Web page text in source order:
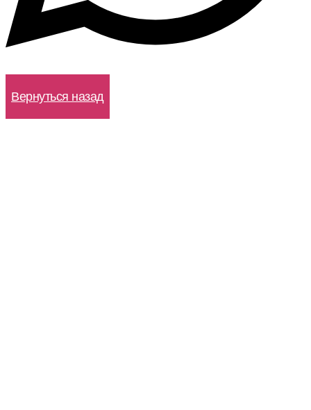
Вернуться назад